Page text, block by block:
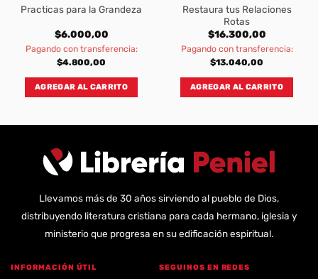
Practicas para la Grandeza
$6.000,00
Pagando con transferencia:
$4.800,00
AGREGAR AL CARRITO
Restaura tus Relaciones
Rotas
$16.300,00
Pagando con transferencia:
$13.040,00
AGREGAR AL CARRITO
Llevamos más de 30 años sirviendo al pueblo de Dios,
distribuyendo literatura cristiana para cada hermano, iglesia y
ministerio que progresa en su edificación espiritual.
INFORMACIÓN ÚTIL SEGUINOS EN REDES